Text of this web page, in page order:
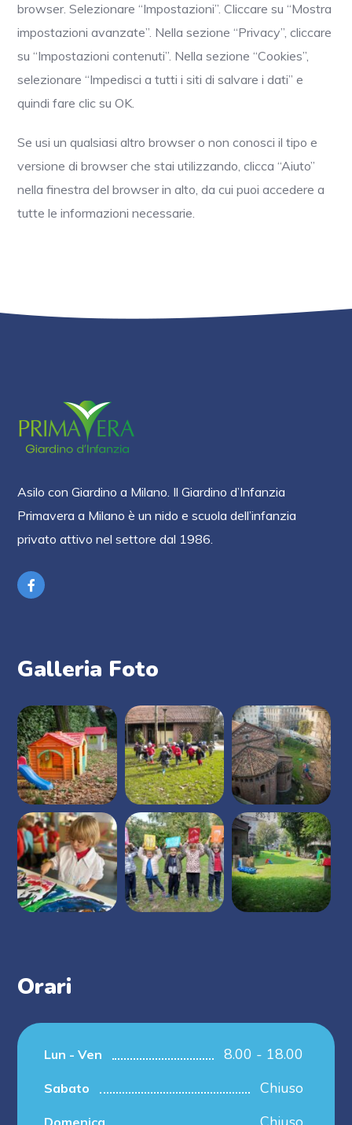
browser. Selezionare “Impostazioni”. Cliccare su “Mostra
impostazioni avanzate”. Nella sezione “Privacy”, cliccare
su “Impostazioni contenuti”. Nella sezione “Cookies”,
selezionare “Impedisci a tutti i siti di salvare i dati” e
quindi fare clic su OK.
Se usi un qualsiasi altro browser o non conosci il tipo e
versione di browser che stai utilizzando, clicca “Aiuto”
nella finestra del browser in alto, da cui puoi accedere a
tutte le informazioni necessarie.
Asilo con Giardino a Milano. Il Giardino d’Infanzia
Primavera a Milano è un nido e scuola dell’infanzia
privato attivo nel settore dal 1986.
Galleria Foto
Orari
Lun - Ven 8.00 - 18.00
Sabato Chiuso
Domenica